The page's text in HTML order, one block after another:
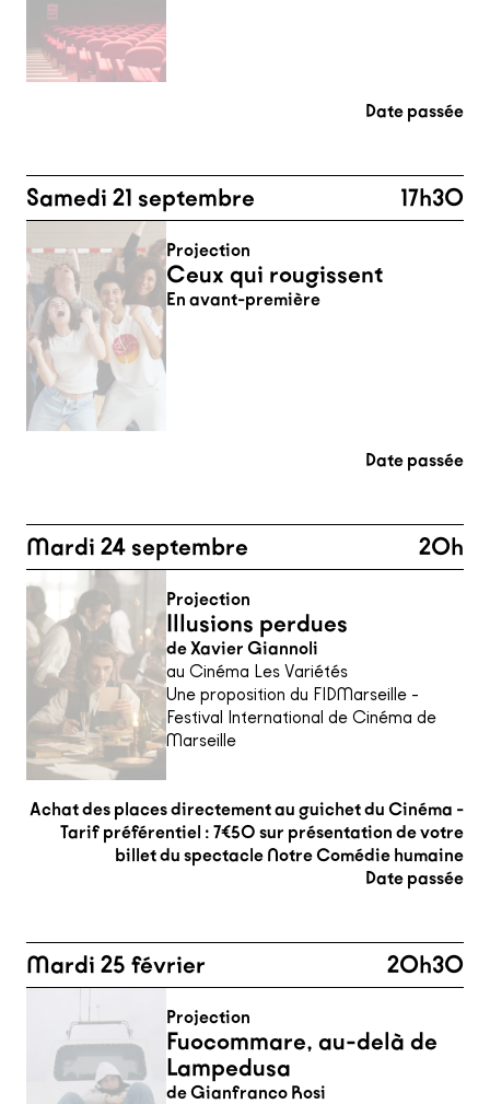
Date passée
Samedi 21 septembre 17h30
Projection
Ceux qui rougissent
En avant-première
Date passée
Mardi 24 septembre 20h
Projection
Illusions perdues
de Xavier Giannoli
au Cinéma Les Variétés
Une proposition du FIDMarseille -
Festival International de Cinéma de
Marseille
Achat des places directement au guichet du Cinéma -
Tarif préférentiel : 7€50 sur présentation de votre
billet du spectacle Notre Comédie humaine
Date passée
Mardi 25 février 20h30
Projection
Fuocommare, au-delà de
Lampedusa
de Gianfranco Rosi